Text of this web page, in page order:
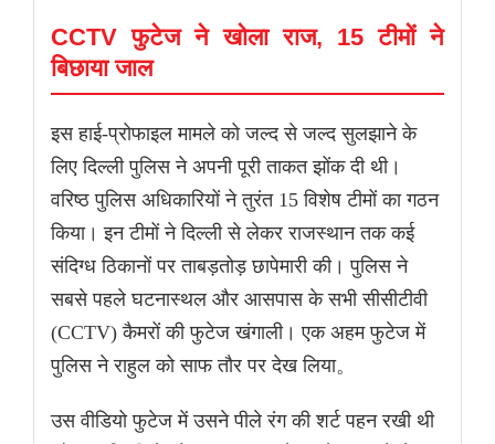
CCTV फुटेज ने खोला राज, 15 टीमों ने
बिछाया जाल
इस हाई-प्रोफाइल मामले को जल्द से जल्द सुलझाने के
लिए दिल्ली पुलिस ने अपनी पूरी ताकत झोंक दी थी।
वरिष्ठ पुलिस अधिकारियों ने तुरंत 15 विशेष टीमों का गठन
किया। इन टीमों ने दिल्ली से लेकर राजस्थान तक कई
संदिग्ध ठिकानों पर ताबड़तोड़ छापेमारी की। पुलिस ने
सबसे पहले घटनास्थल और आसपास के सभी सीसीटीवी
(CCTV) कैमरों की फुटेज खंगाली। एक अहम फुटेज में
पुलिस ने राहुल को साफ तौर पर देख लिया。
उस वीडियो फुटेज में उसने पीले रंग की शर्ट पहन रखी थी